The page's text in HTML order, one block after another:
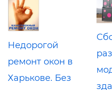
Недорогой
ремонт окон в
Харькове. Без